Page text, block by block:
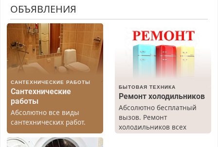
ОБЪЯВЛЕНИЯ
САНТЕХНИЧЕСКИЕ РАБОТЫ
Сантехнические
работы
Абсолютно все виды
сантехнических работ.
Быстро. Качественно.
Недорого.
БЫТОВАЯ ТЕХНИКА
Ремонт холодильников
Абсолютно бесплатный
вызов. Ремонт
холодильников всех